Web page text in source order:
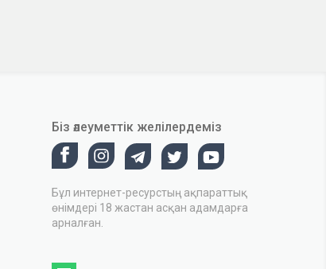
Біз әлеуметтік желілердеміз
Бұл интернет-ресурстың ақпараттық
өнімдері 18 жастан асқан адамдарға
арналған.